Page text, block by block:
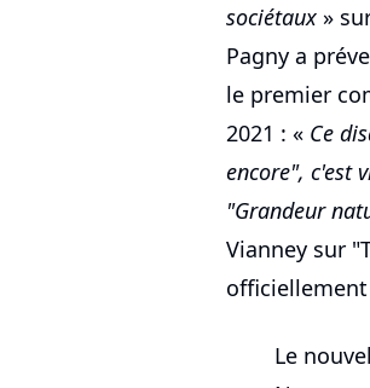
sociétaux »
Pagny a
le premier
2021 : « Ce
encore", c'est
"Grandeur
Vianney sur
Le